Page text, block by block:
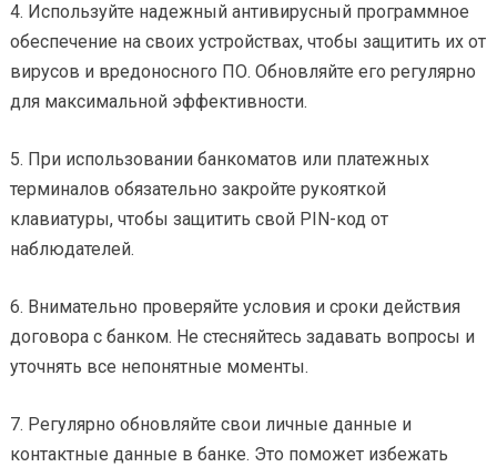
4. Используйте надежный антивирусный программное
обеспечение на своих устройствах, чтобы защитить их от
вирусов и вредоносного ПО. Обновляйте его регулярно
для максимальной эффективности.
5. При использовании банкоматов или платежных
терминалов обязательно закройте рукояткой
клавиатуры, чтобы защитить свой PIN-код от
наблюдателей.
6. Внимательно проверяйте условия и сроки действия
договора с банком. Не стесняйтесь задавать вопросы и
уточнять все непонятные моменты.
7. Регулярно обновляйте свои личные данные и
контактные данные в банке. Это поможет избежать